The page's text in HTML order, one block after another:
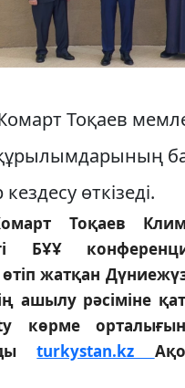
Тоқаев
кездесу өткізеді.
Тоқаев
БҰҰ
жатқан
ашылу рәсіміне
көрме
turkystan.kz